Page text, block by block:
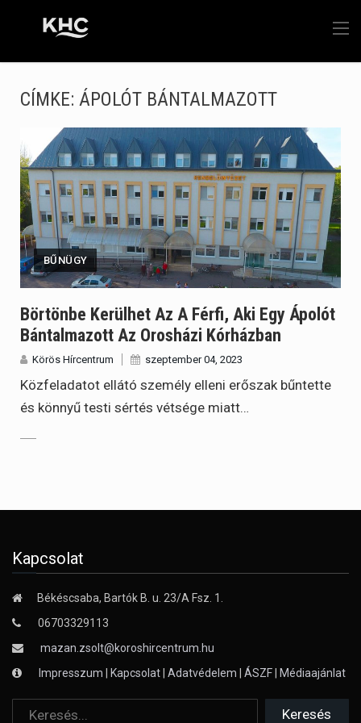
CÍMKE: ÁPOLÓT BÁNTALMAZOTT
BŰNÜGY
Börtönbe Kerülhet Az A Férfi, Aki Egy Ápolót
Bántalmazott Az Orosházi Kórházban
Körös Hírcentrum szeptember 04, 2023
Közfeladatot ellátó személy elleni erőszak bűntette
és könnyű testi sértés vétsége miatt…
Kapcsolat
Békéscsaba, Bartók B. u. 23/A Fsz. 1.
06703329113
mazan.zsolt@koroshircentrum.hu
Impresszum
Kapcsolat Adatvédelem ÁSZF Médiaajánlat